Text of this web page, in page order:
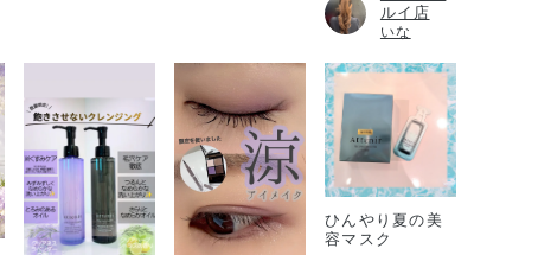
ルイ店
いな
ひんやり夏の美
容マスク